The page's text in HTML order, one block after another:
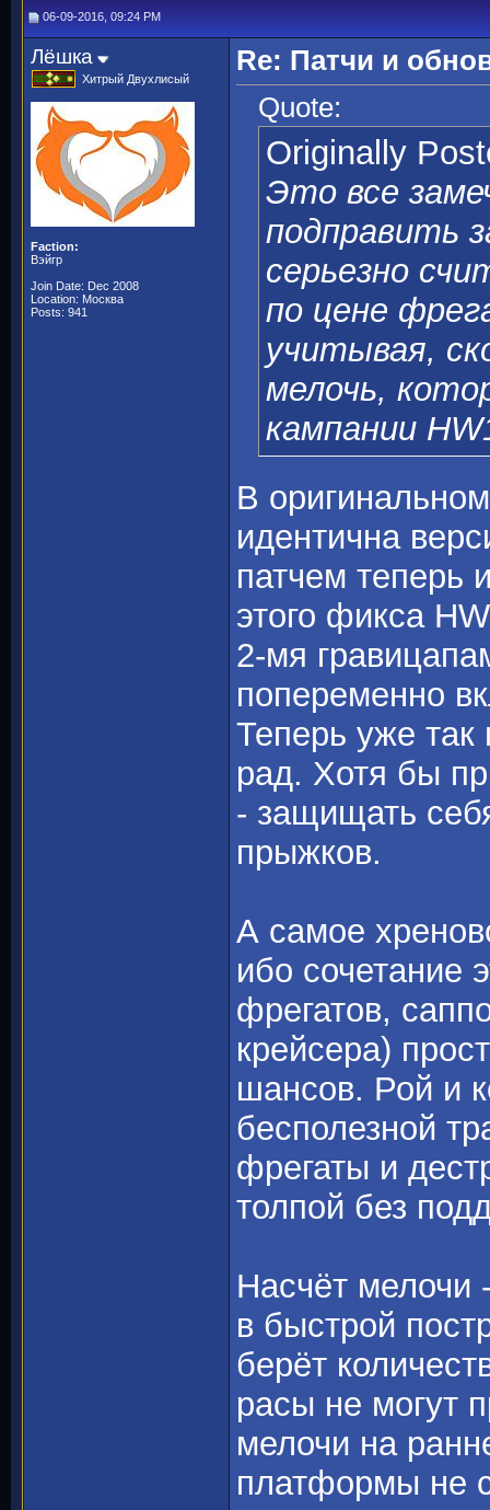
06-09-2016, 09:24 PM
Лёшка
Хитрый Двухлисый
Faction:
Вэйгр
Join Date: Dec 2008
Location: Москва
Posts: 941
Re: Патчи и
Quote:
Originally
Это все
подправить
серьезно
по цене
учитывая,
мелочь,
кампании
В
идентична
патчем теперь
этого фикса
2-мя
попеременно
Теперь уже так
рад. Хотя бы
- защищать
прыжков.
А самое
ибо сочетание
фрегатов,
крейсера)
шансов. Рой и
бесполезной
фрегаты и
толпой без
Насчёт мелочи
в быстрой
берёт
расы не могут
мелочи на
платформы не